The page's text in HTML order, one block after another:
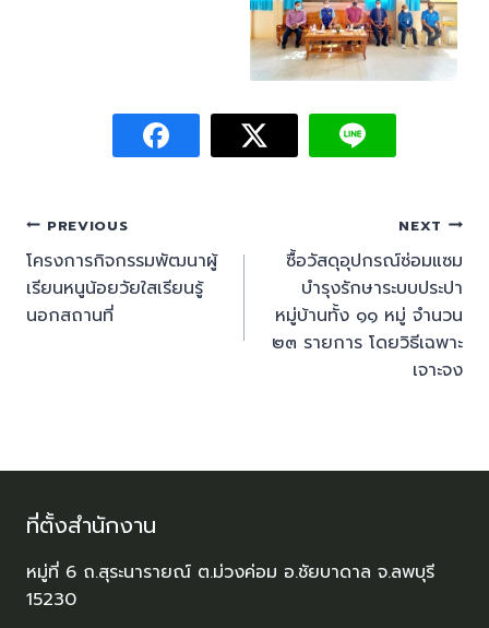
PREVIOUS
โครงการกิจกรรมพัฒนาผู้
เรียนหนูน้อยวัยใสเรียนรู้
นอกสถานที่
NEXT
ซื้อวัสดุอุปกรณ์ซ่อมแซม
บำรุงรักษาระบบประปา
หมู่บ้านทั้ง ๑๑ หมู่ จำนวน
๒๓ รายการ โดยวิธีเฉพาะ
เจาะจง
ที่ตั้งสำนักงาน
หมู่ที่ 6 ถ.สุระนารายณ์ ต.ม่วงค่อม อ.ชัยบาดาล จ.ลพบุรี
15230